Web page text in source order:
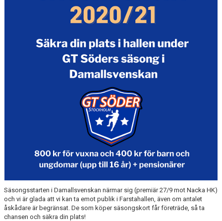
Säsongsstarten i Damallsvenskan närmar sig (premiär 27/9 mot Nacka HK)
och vi är glada att vi kan ta emot publik i Farstahallen, även om antalet
åskådare är begränsat. De som köper säsongskort får företräde, så ta
chansen och säkra din plats!